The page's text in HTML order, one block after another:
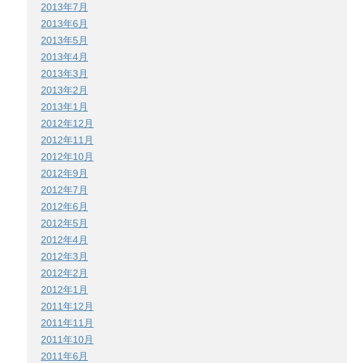
2013年7月
2013年6月
2013年5月
2013年4月
2013年3月
2013年2月
2013年1月
2012年12月
2012年11月
2012年10月
2012年9月
2012年7月
2012年6月
2012年5月
2012年4月
2012年3月
2012年2月
2012年1月
2011年12月
2011年11月
2011年10月
2011年6月